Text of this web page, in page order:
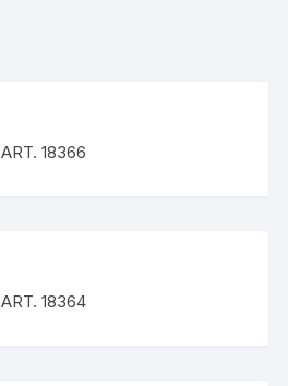
ART. 18366
ART. 18364